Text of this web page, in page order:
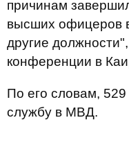
причинам
высших офицеров
другие
конференции в
По его словам,
службу в МВД.